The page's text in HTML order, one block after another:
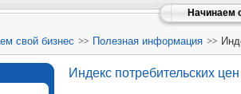
Начинаем
свой бизнес Полезная информация
Индекс потребительских